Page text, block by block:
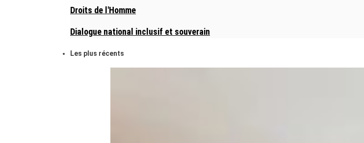
Droits de l'Homme
Dialogue national inclusif et souverain
Les plus récents